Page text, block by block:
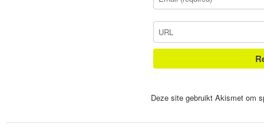
Deze site gebruikt Akismet om